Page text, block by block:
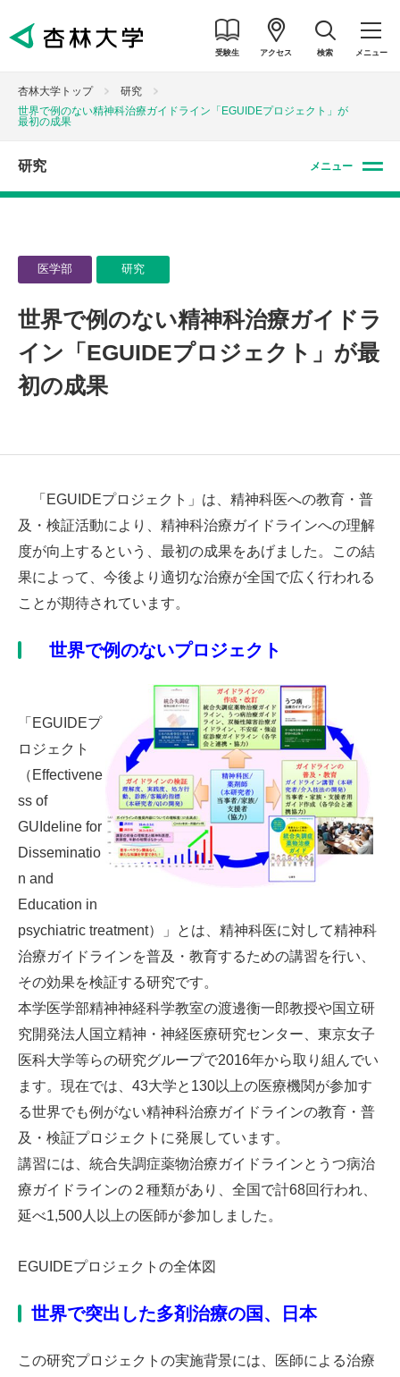
受験生 アクセス 検索 メニュー
杏林大学トップ
研究
世界で例のない精神科治療ガイドライン「EGUIDEプロジェクト」が
最初の成果
研究 メニュー
医学部 研究
世界で例のない精神科治療ガイドラ
イン「EGUIDEプロジェクト」が最
初の成果
「EGUIDEプロジェクト」は、精神科医への教育・普
及・検証活動により、精神科治療ガイドラインへの理解
度が向上するという、最初の成果をあげました。この結
果によって、今後より適切な治療が全国で広く行われる
ことが期待されています。
世界で例のないプロジェクト
「EGUIDEプ
ロジェクト
（Effectivene
ss of
GUIdeline for
Disseminatio
n and
Education in
psychiatric treatment）」とは、精神科医に対して精神科
治療ガイドラインを普及・教育するための講習を行い、
その効果を検証する研究です。
本学医学部精神神経科学教室の渡邊衡一郎教授や国立研
究開発法人国立精神・神経医療研究センター、東京女子
医科大学等らの研究グループで2016年から取り組んでい
ます。現在では、43大学と130以上の医療機関が参加す
る世界でも例がない精神科治療ガイドラインの教育・普
及・検証プロジェクトに発展しています。
講習には、統合失調症薬物治療ガイドラインとうつ病治
療ガイドラインの２種類があり、全国で計68回行われ、
延べ1,500人以上の医師が参加しました。
EGUIDEプロジェクトの全体図
世界で突出した多剤治療の国、日本
この研究プロジェクトの実施背景には、医師による治療